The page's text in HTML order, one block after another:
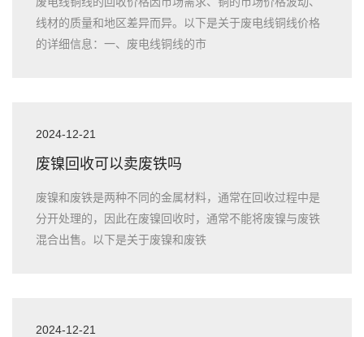
线材的质量和地区差异而异。以下是关于废电线铜线价格
的详细信息：一、废电线铜线的市
2024-12-21
废镍回收可以卖废铁吗
废镍和废铁是两种不同的金属材料，通常在回收过程中是
分开处理的，因此在废镍回收时，通常不能将废镍与废铁
混合出售。以下是关于废镍和废铁
2024-12-21